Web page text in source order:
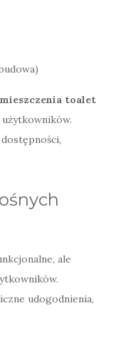
toalet
ale
udogodnienia,